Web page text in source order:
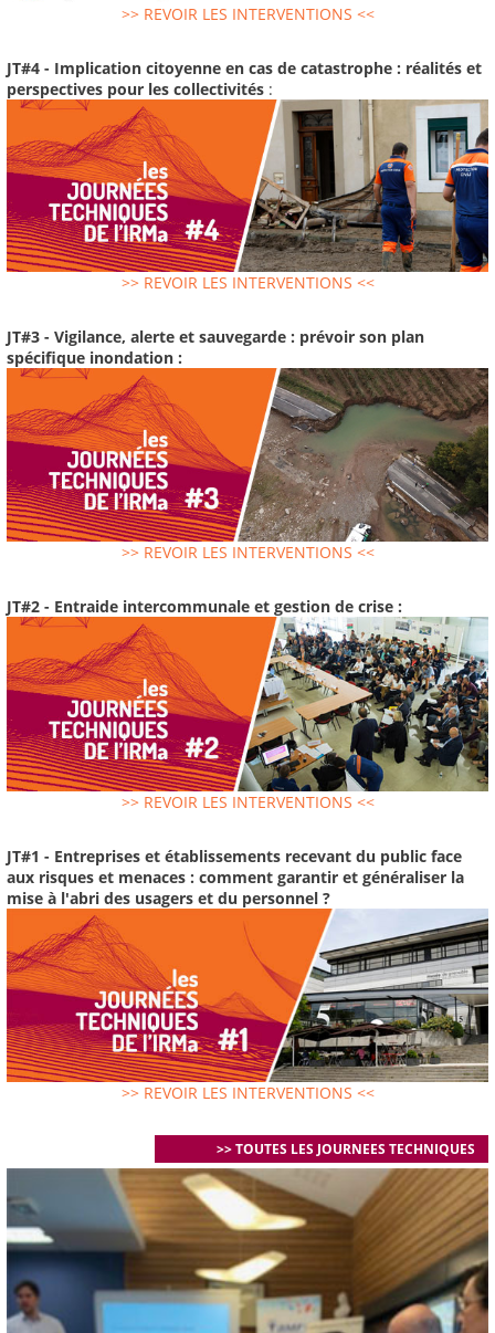
>> REVOIR LES INTERVENTIONS <<
JT#4 - Implication citoyenne en cas de catastrophe : réalités et
perspectives pour les collectivités :
>> REVOIR LES INTERVENTIONS <<
JT#3 - Vigilance, alerte et sauvegarde : prévoir son plan
spécifique inondation :
>> REVOIR LES INTERVENTIONS <<
JT#2 - Entraide intercommunale et gestion de crise :
>> REVOIR LES INTERVENTIONS <<
JT#1 - Entreprises et établissements recevant du public face
aux risques et menaces : comment garantir et généraliser la
mise à l'abri des usagers et du personnel ?
>> REVOIR LES INTERVENTIONS <<
>> TOUTES LES JOURNEES TECHNIQUES